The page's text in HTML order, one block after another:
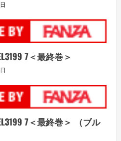
7＜最終巻＞
7＜最終巻＞ （ブル